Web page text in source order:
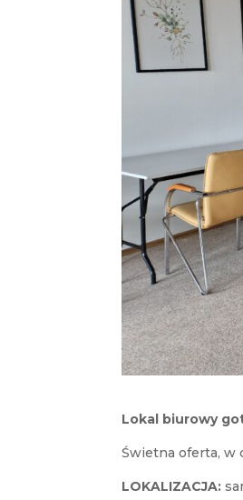
Lokal biurowy
Świetna oferta, w
LOKALIZACJA: